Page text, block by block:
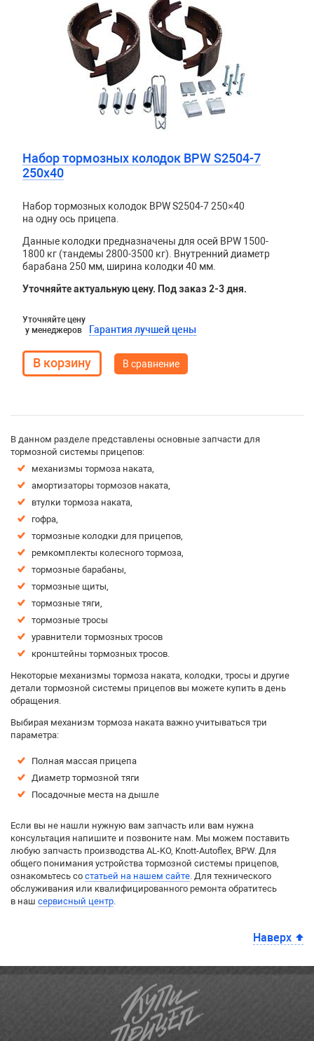
Набор тормозных колодок BPW S2504-7
250х40
Набор тормозных колодок BPW S2504-7 250×40
на одну ось прицепа.
Данные колодки предназначены для осей BPW 1500-
1800 кг (тандемы 2800-3500 кг). Внутренний диаметр
барабана 250 мм, ширина колодки 40 мм.
Уточняйте актуальную цену. Под заказ 2-3 дня.
Уточняйте цену
у менеджеров
Гарантия лучшей цены
В сравнение
В данном разделе представлены основные запчасти для
тормозной системы прицепов:
механизмы тормоза наката,
амортизаторы тормозов наката,
втулки тормоза наката,
гофра,
тормозные колодки для прицепов,
ремкомплекты колесного тормоза,
тормозные барабаны,
тормозные щиты,
тормозные тяги,
тормозные тросы
уравнители тормозных тросов
кронштейны тормозных тросов.
Некоторые механизмы тормоза наката, колодки, тросы и другие
детали тормозной системы прицепов вы можете купить в день
обращения.
Выбирая механизм тормоза наката важно учитываться три
параметра:
Полная массая прицепа
Диаметр тормозной тяги
Посадочные места на дышле
Если вы не нашли нужную вам запчасть или вам нужна
консультация напишите и позвоните нам. Мы можем поставить
любую запчасть производства AL-KO, Knott-Autoflex, BPW. Для
общего понимания устройства тормозной системы прицепов,
ознакомьтесь со статьей на нашем сайте. Для технического
обслуживания или квалифицированного ремонта обратитесь
в наш сервисный центр.
Наверх